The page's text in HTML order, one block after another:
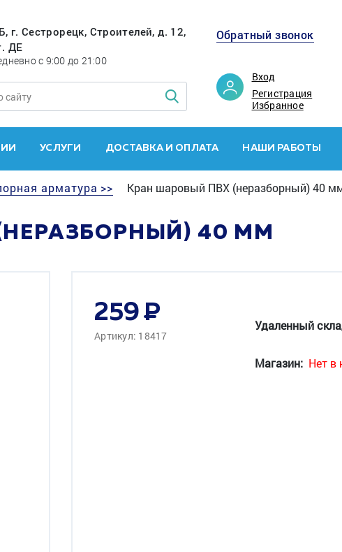
г. Сестрорецк, Строителей, д. 12,
ДЕ
с 9:00 до 21:00
Обратный звонок
Вход
Регистрация
Избранное
УСЛУГИ ДОСТАВКА И ОПЛАТА НАШИ РАБОТЫ
арматура >> Кран шаровый ПВХ (неразборный) 40
40 ММ
259
Артикул: 18417
Удаленный
Магазин: Нет в